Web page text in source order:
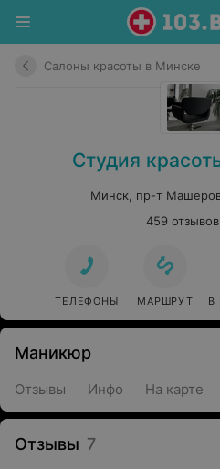
Салоны красоты в Минске
Cтудия
Минск, пр-т
459 отзывов
ТЕЛЕФОНЫ МАРШРУТ В
Маникюр
Отзывы Инфо На карте
Отзывы 7